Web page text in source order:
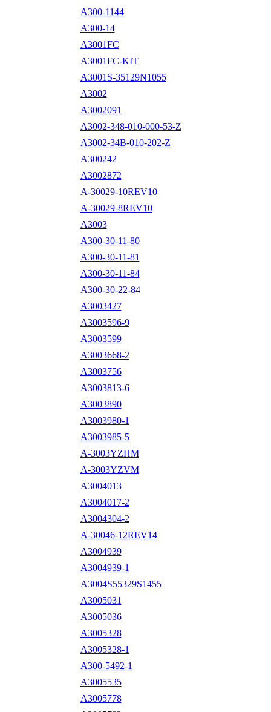
A300-1144
A300-14
A3001FC
A3001FC-KIT
A3001S-35129N1055
A3002
A3002091
A3002-348-010-000-53-Z
A3002-34B-010-202-Z
A300242
A3002872
A-30029-10REV10
A-30029-8REV10
A3003
A300-30-11-80
A300-30-11-81
A300-30-11-84
A300-30-22-84
A3003427
A3003596-9
A3003599
A3003668-2
A3003756
A3003813-6
A3003890
A3003980-1
A3003985-5
A-3003YZHM
A-3003YZVM
A3004013
A3004017-2
A3004304-2
A-30046-12REV14
A3004939
A3004939-1
A3004S55329S1455
A3005031
A3005036
A3005328
A3005328-1
A300-5492-1
A3005535
A3005778